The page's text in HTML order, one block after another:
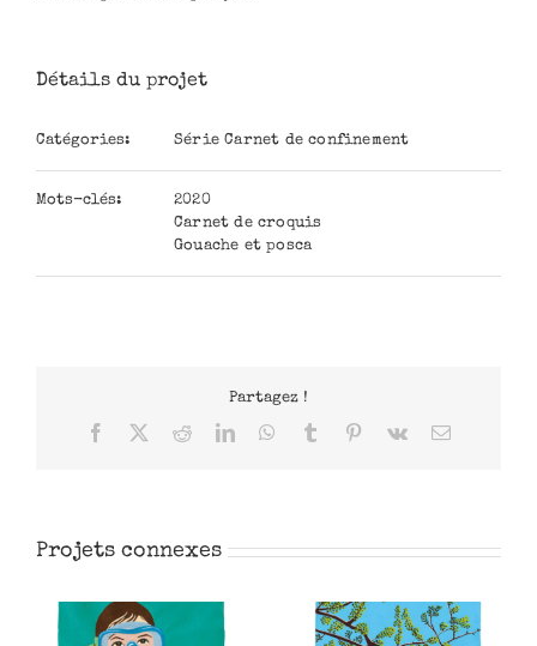
Détails du projet
Catégories: Série Carnet de confinement
Mots-clés:
2020
Carnet de croquis
Gouache et posca
Partagez !
Facebook RedditLinkedInWhatsApp
Tumblr Pinterest
Vk Email
Projets connexes